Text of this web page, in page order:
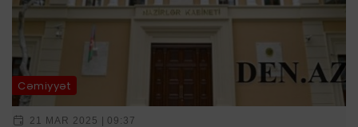
Cəmiyyət
21 MAR 2025 | 09:37